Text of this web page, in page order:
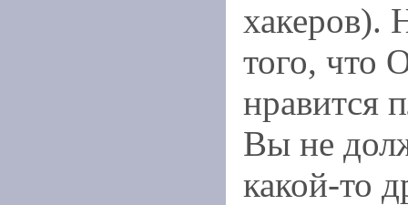
хакеров).
того, что
нравится
Вы не
какой-то